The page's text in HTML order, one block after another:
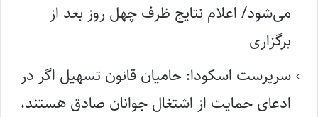
می‌شود/ اعلام نتایج ظرف چهل روز بعد از
برگزاری
سرپرست اسکودا: حامیان قانون تسهیل اگر در
ادعای حمایت از اشتغال جوانان صادق هستند،